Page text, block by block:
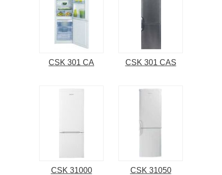
CSK 301 CA CSK 301 CAS
CSK 31000 CSK 31050